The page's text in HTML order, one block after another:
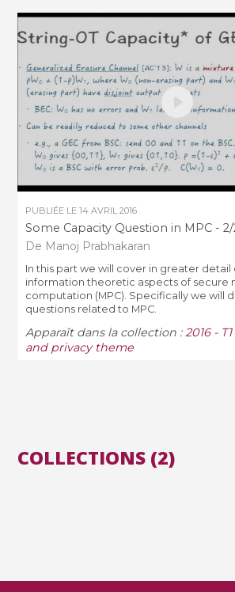
PUBLIÉE LE14 AVRIL 2016
Some Capacity Question in MPC - 2/
De Manoj Prabhakaran
In this part we will cover in greater detail
information theoretic aspects of secure
computation (MPC). Specifically we will
questions related to MPC.
Apparaît dans la collection : 2016 -
and privacy theme
COLLECTIONS (2)